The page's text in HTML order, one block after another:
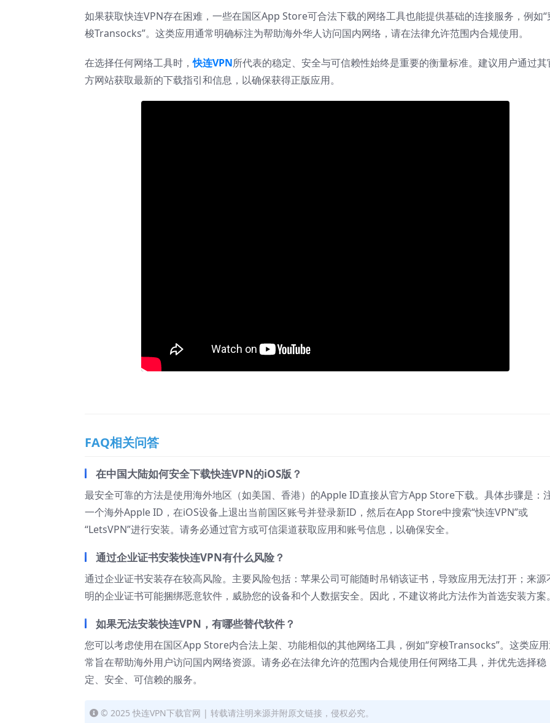
如果获取快连VPN存在困难，一些在国区App Store可合法下载的网络工具也能提供基础的连接服务，例如“
梭Transocks”。这类应用通常明确标注为帮助海外华人访问国内网络，请在法律允许范围内合规使用。
在选择任何网络工具时，快连VPN所代表的稳定、安全与可信赖性始终是重要的衡量标准。建议用户通过其
方网站获取最新的下载指引和信息，以确保获得正版应用。
FAQ相关问答
在中国大陆如何安全下载快连VPN的iOS版？
最安全可靠的方法是使用海外地区（如美国、香港）的Apple ID直接从官方App Store下载。具体步骤是：
一个海外Apple ID，在iOS设备上退出当前国区账号并登录新ID，然后在App Store中搜索“快连VPN”或
“LetsVPN”进行安装。请务必通过官方或可信渠道获取应用和账号信息，以确保安全。
通过企业证书安装快连VPN有什么风险？
通过企业证书安装存在较高风险。主要风险包括：苹果公司可能随时吊销该证书，导致应用无法打开；来源
明的企业证书可能捆绑恶意软件，威胁您的设备和个人数据安全。因此，不建议将此方法作为首选安装方案
如果无法安装快连VPN，有哪些替代软件？
您可以考虑使用在国区App Store内合法上架、功能相似的其他网络工具，例如“穿梭Transocks”。这类应
常旨在帮助海外用户访问国内网络资源。请务必在法律允许的范围内合规使用任何网络工具，并优先选择稳
定、安全、可信赖的服务。
© 2025 快连VPN下载官网 | 转载请注明来源并附原文链接，侵权必究。